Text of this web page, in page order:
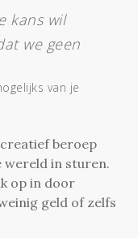
kans wil
we geen
van je
beroep
wereld in sturen.
op in door
geld of zelfs